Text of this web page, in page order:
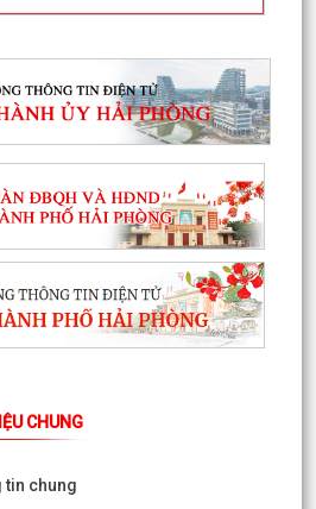
CHUNG
tin chung
dân xã Tiên Minh tổ chức thu mua
nhân dân nhằm khuyến khích
trừ sâu cuốn lá nhỏ bảo vệ
2026